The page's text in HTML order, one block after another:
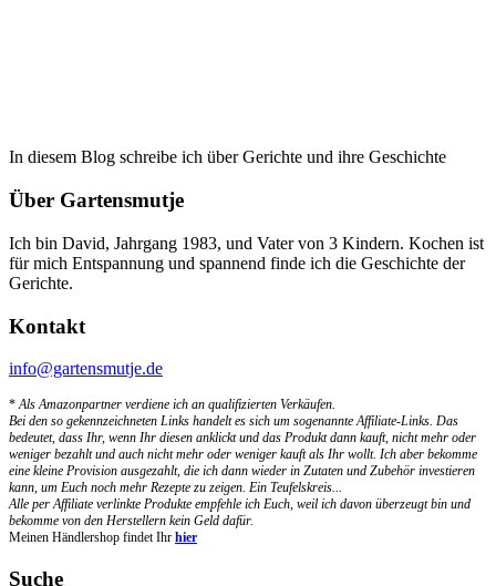
In diesem Blog schreibe ich über Gerichte und ihre Geschichte
Über Gartensmutje
Ich bin David, Jahrgang 1983, und Vater von 3 Kindern. Kochen ist
für mich Entspannung und spannend finde ich die Geschichte der
Gerichte.
Kontakt
info@gartensmutje.de
*Als Amazonpartner verdiene ich an qualifizierten Verkäufen.
Bei den so gekennzeichneten Links handelt es sich um sogenannte Affiliate-Links. Das
bedeutet, dass Ihr, wenn Ihr diesen anklickt und das Produkt dann kauft, nicht mehr oder
weniger bezahlt und auch nicht mehr oder weniger kauft als Ihr wollt. Ich aber bekomme
eine kleine Provision ausgezahlt, die ich dann wieder in Zutaten und Zubehör investieren
kann, um Euch noch mehr Rezepte zu zeigen. Ein Teufelskreis...
Alle per Affiliate verlinkte Produkte empfehle ich Euch, weil ich davon überzeugt bin und
bekomme von den Herstellern kein Geld dafür.
Meinen Händlershop findet Ihr hier
Suche